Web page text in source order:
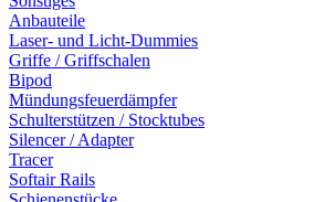
Anbauteile
Laser- und Licht-Dummies
Griffe / Griffschalen
Bipod
Mündungsfeuerdämpfer
Schulterstützen / Stocktubes
Silencer / Adapter
Tracer
Softair Rails